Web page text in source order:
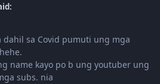
dahil sa Covid pumuti ung mga
name kayo po b ung youtuber ung
subs. nia